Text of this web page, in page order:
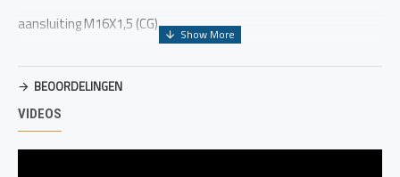
aansluiting M16X1,5 (CG),
EAN: 8020189003410
BEOORDELINGEN
VIDEOS